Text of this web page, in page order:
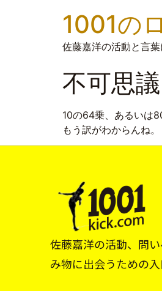
1001の
佐藤嘉洋の活動と言
不可思議
10の64乗、あるいは
もう訳がわからんね。
佐藤嘉洋の活動、問
み物に出会うための入